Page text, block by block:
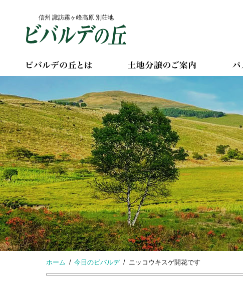
信州 諏訪霧ヶ峰高原 別荘地
ホーム 今日のビバルデ ニッコウキスゲ開花です